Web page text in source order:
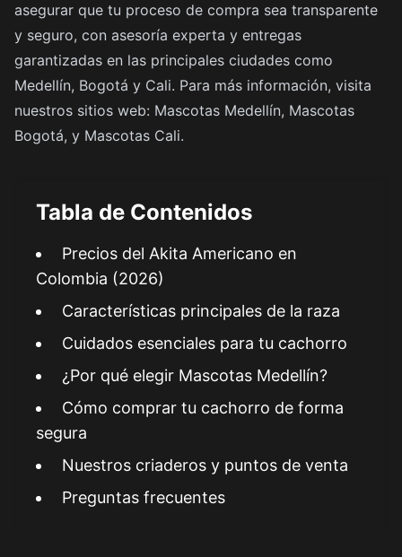
asegurar que tu proceso de compra sea transparente
y seguro, con asesoría experta y entregas
garantizadas en las principales ciudades como
Medellín, Bogotá y Cali. Para más información, visita
nuestros sitios web: Mascotas Medellín, Mascotas
Bogotá, y Mascotas Cali.
Tabla de Contenidos
Precios del Akita Americano en
Colombia (2026)
Características principales de la raza
Cuidados esenciales para tu cachorro
¿Por qué elegir Mascotas Medellín?
Cómo comprar tu cachorro de forma
segura
Nuestros criaderos y puntos de venta
Preguntas frecuentes